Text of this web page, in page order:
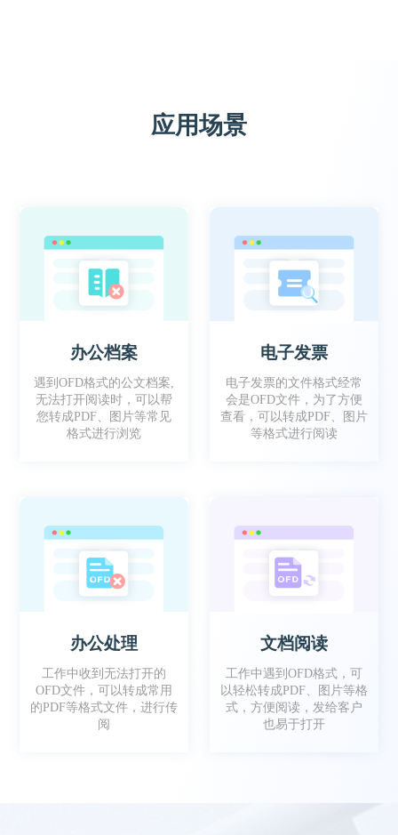
应用场景
办公档案
遇到OFD格式的公文档案,
无法打开阅读时，可以帮
您转成PDF、图片等常见
格式进行浏览
电子发票
电子发票的文件格式经常
会是OFD文件，为了方便
查看，可以转成PDF、图片
等格式进行阅读
办公处理
工作中收到无法打开的
OFD文件，可以转成常用
的PDF等格式文件，进行传
阅
文档阅读
工作中遇到OFD格式，可
以轻松转成PDF、图片等格
式，方便阅读，发给客户
也易于打开
片，就很节省工作时间
户，这款软件就很方便！
工作中会收到部分OFD格式的档案，就会用这